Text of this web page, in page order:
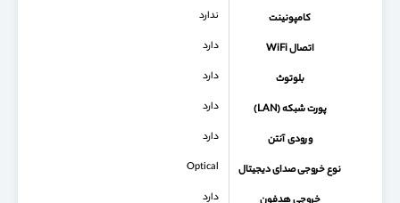
کامپونینت ندارد
اتصال WiFi دارد
بلوتوث دارد
پورت شبکه (LAN) دارد
ورودی آنتن دارد
نوع خروجی صدای دیجیتال Optical
دارد